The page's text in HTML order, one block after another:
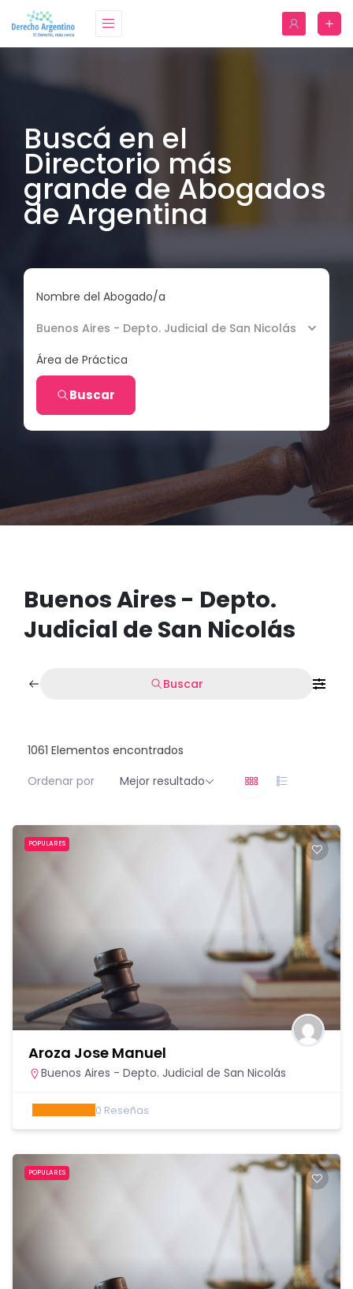
Buscá en el
Directorio más
grande de Abogados
de Argentina
Nombre del Abogado/a
Buenos Aires - Depto. Judicial de San Nicolás
Área de Práctica
Buscar
Buenos Aires - Depto.
Judicial de San Nicolás
Buscar
1061 Elementos encontrados
Ordenar por
Mejor resultado
POPULARES
Aroza Jose Manuel
Buenos Aires - Depto. Judicial de San Nicolás
0 Reseñas
POPULARES